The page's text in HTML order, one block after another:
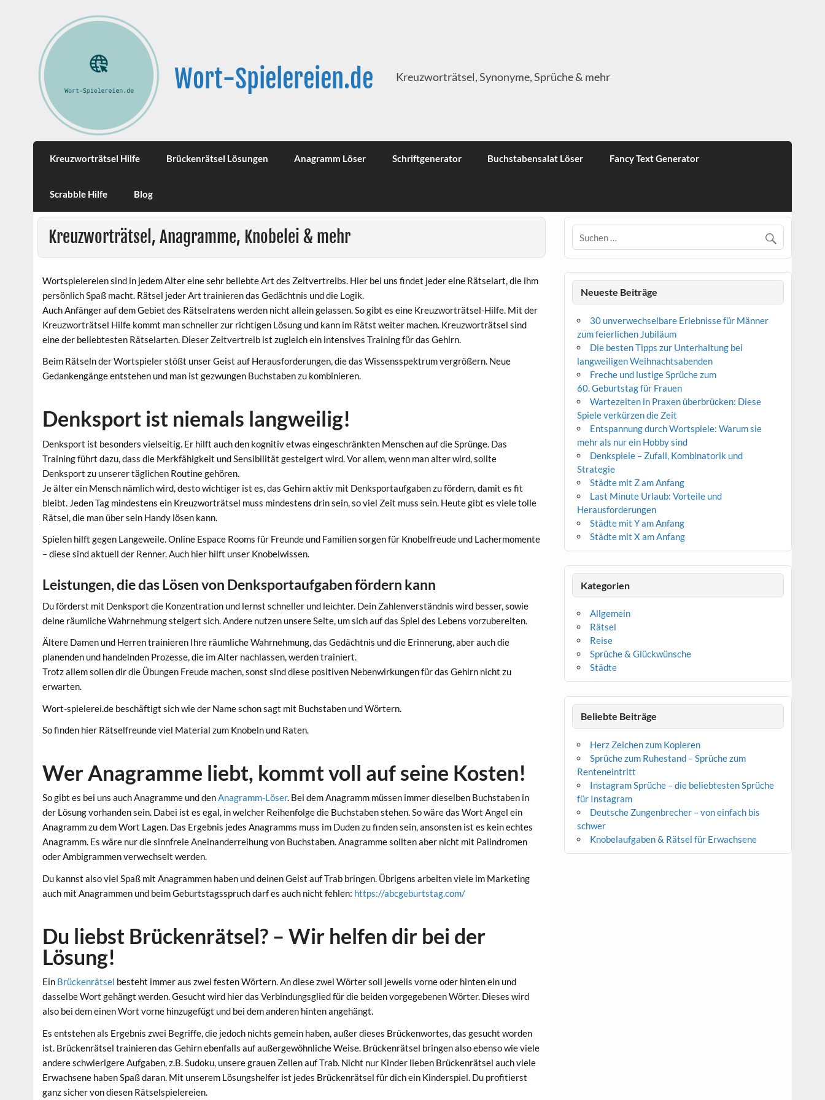
Wort-Spielereien.de Kreuzworträtsel, Synonyme, Sprüche & mehr
Kreuzworträtsel Hilfe Brückenrätsel Lösungen Anagramm Löser Schriftgenerator Buchstabensalat Löser Fancy Text Generator
Scrabble Hilfe Blog
Kreuzworträtsel, Anagramme, Knobelei & mehr
Wortspielereien sind in jedem Alter eine sehr beliebte Art des Zeitvertreibs. Hier bei uns findet jeder eine Rätselart, die ihm
persönlich Spaß macht. Rätsel jeder Art trainieren das Gedächtnis und die Logik.
Auch Anfänger auf dem Gebiet des Rätselratens werden nicht allein gelassen. So gibt es eine Kreuzworträtsel-Hilfe. Mit der
Kreuzworträtsel Hilfe kommt man schneller zur richtigen Lösung und kann im Rätst weiter machen. Kreuzworträtsel sind
eine der beliebtesten Rätselarten. Dieser Zeitvertreib ist zugleich ein intensives Training für das Gehirn.
Beim Rätseln der Wortspieler stößt unser Geist auf Herausforderungen, die das Wissensspektrum vergrößern. Neue
Gedankengänge entstehen und man ist gezwungen Buchstaben zu kombinieren.
Denksport ist niemals langweilig!
Denksport ist besonders vielseitig. Er hilft auch den kognitiv etwas eingeschränkten Menschen auf die Sprünge. Das
Training führt dazu, dass die Merkfähigkeit und Sensibilität gesteigert wird. Vor allem, wenn man alter wird, sollte
Denksport zu unserer täglichen Routine gehören.
Je älter ein Mensch nämlich wird, desto wichtiger ist es, das Gehirn aktiv mit Denksportaufgaben zu fördern, damit es fit
bleibt. Jeden Tag mindestens ein Kreuzworträtsel muss mindestens drin sein, so viel Zeit muss sein. Heute gibt es viele tolle
Rätsel, die man über sein Handy lösen kann.
Spielen hilft gegen Langeweile. Online Espace Rooms für Freunde und Familien sorgen für Knobelfreude und Lachermomente
– diese sind aktuell der Renner. Auch hier hilft unser Knobelwissen.
Leistungen, die das Lösen von Denksportaufgaben fördern kann
Du förderst mit Denksport die Konzentration und lernst schneller und leichter. Dein Zahlenverständnis wird besser, sowie
deine räumliche Wahrnehmung steigert sich. Andere nutzen unsere Seite, um sich auf das Spiel des Lebens vorzubereiten.
Ältere Damen und Herren trainieren Ihre räumliche Wahrnehmung, das Gedächtnis und die Erinnerung, aber auch die
planenden und handelnden Prozesse, die im Alter nachlassen, werden trainiert.
Trotz allem sollen dir die Übungen Freude machen, sonst sind diese positiven Nebenwirkungen für das Gehirn nicht zu
erwarten.
Wort-spielerei.de beschäftigt sich wie der Name schon sagt mit Buchstaben und Wörtern.
So finden hier Rätselfreunde viel Material zum Knobeln und Raten.
Wer Anagramme liebt, kommt voll auf seine Kosten!
So gibt es bei uns auch Anagramme und denAnagramm-Löser. Bei dem Anagramm müssen immer dieselben Buchstaben in
der Lösung vorhanden sein. Dabei ist es egal, in welcher Reihenfolge die Buchstaben stehen. So wäre das Wort Angel ein
Anagramm zu dem Wort Lagen. Das Ergebnis jedes Anagramms muss im Duden zu finden sein, ansonsten ist es kein echtes
Anagramm. Es wäre nur die sinnfreie Aneinanderreihung von Buchstaben. Anagramme sollten aber nicht mit Palindromen
oder Ambigrammen verwechselt werden.
Du kannst also viel Spaß mit Anagrammen haben und deinen Geist auf Trab bringen. Übrigens arbeiten viele im Marketing
auch mit Anagrammen und beim Geburtstagsspruch darf es auch nicht fehlen: https://abcgeburtstag.com/
Du liebst Brückenrätsel? – Wir helfen dir bei der
Lösung!
Ein Brückenrätsel besteht immer aus zwei festen Wörtern. An diese zwei Wörter soll jeweils vorne oder hinten ein und
dasselbe Wort gehängt werden. Gesucht wird hier das Verbindungsglied für die beiden vorgegebenen Wörter. Dieses wird
also bei dem einen Wort vorne hinzugefügt und bei dem anderen hinten angehängt.
Es entstehen als Ergebnis zwei Begriffe, die jedoch nichts gemein haben, außer dieses Brückenwortes, das gesucht worden
ist. Brückenrätsel trainieren das Gehirn ebenfalls auf außergewöhnliche Weise. Brückenrätsel bringen also ebenso wie viele
andere schwierigere Aufgaben, z.B. Sudoku, unsere grauen Zellen auf Trab. Nicht nur Kinder lieben Brückenrätsel auch viele
Erwachsene haben Spaß daran. Mit unserem Lösungshelfer ist jedes Brückenrätsel für dich ein Kinderspiel. Du profitierst
ganz sicher von diesen Rätselspielereien.
Neueste Beiträge
30 unverwechselbare Erlebnisse für Männer
zum feierlichen Jubiläum
Die besten Tipps zur Unterhaltung bei
langweiligen Weihnachtsabenden
Freche und lustige Sprüche zum
60. Geburtstag für Frauen
Wartezeiten in Praxen überbrücken: Diese
Spiele verkürzen die Zeit
Entspannung durch Wortspiele: Warum sie
mehr als nur ein Hobby sind
Denkspiele – Zufall, Kombinatorik und
Strategie
Städte mit Z am Anfang
Last Minute Urlaub: Vorteile und
Herausforderungen
Städte mit Y am Anfang
Städte mit X am Anfang
Kategorien
Allgemein
Rätsel
Reise
Sprüche & Glückwünsche
Städte
Beliebte Beiträge
Herz Zeichen zum Kopieren
Sprüche zum Ruhestand – Sprüche zum
Renteneintritt
Instagram Sprüche – die beliebtesten Sprüche
für Instagram
Deutsche Zungenbrecher – von einfach bis
schwer
Knobelaufgaben & Rätsel für Erwachsene